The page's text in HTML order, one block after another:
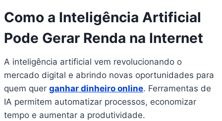
Como a Inteligência Artificial
Pode Gerar Renda na Internet
A inteligência artificial vem revolucionando o
mercado digital e abrindo novas oportunidades para
quem quer ganhar dinheiro online. Ferramentas de
IA permitem automatizar processos, economizar
tempo e aumentar a produtividade.